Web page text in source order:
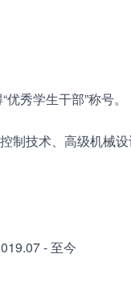
秀学生干部”称号。
制技术、高级机械设
- 至今